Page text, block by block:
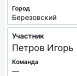
Город
Березовский
Участник
Петров Игорь
Команда
—